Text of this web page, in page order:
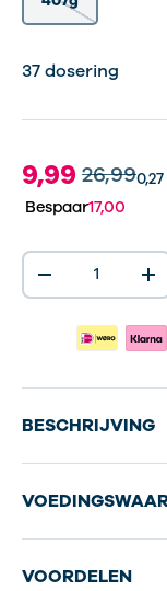
37 dosering
9,99 26,990,27
Bespaar17,00
Aantal
-
+
BESCHRIJVING
VOORDELEN